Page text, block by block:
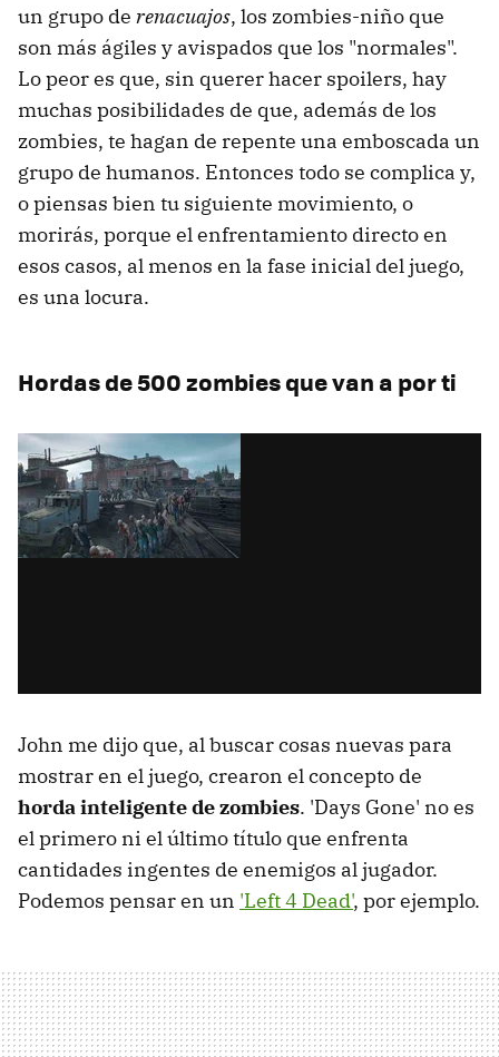
un grupo de renacuajos, los zombies-niño que
son más ágiles y avispados que los "normales".
Lo peor es que, sin querer hacer spoilers, hay
muchas posibilidades de que, además de los
zombies, te hagan de repente una emboscada un
grupo de humanos. Entonces todo se complica y,
o piensas bien tu siguiente movimiento, o
morirás, porque el enfrentamiento directo en
esos casos, al menos en la fase inicial del juego,
es una locura.
Hordas de 500 zombies que van a por ti
John me dijo que, al buscar cosas nuevas para
mostrar en el juego, crearon el concepto de
horda inteligente de zombies. 'Days Gone' no es
el primero ni el último título que enfrenta
cantidades ingentes de enemigos al jugador.
Podemos pensar en un 'Left 4 Dead', por ejemplo.